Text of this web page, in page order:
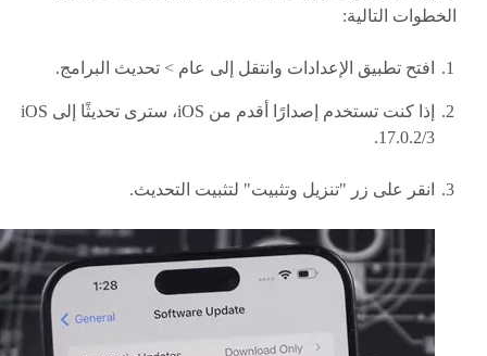
الخطوات التالية:
افتح تطبيق الإعدادات وانتقل إلى عام > تحديث البرامج.
إذا كنت تستخدم إصدارًا أقدم من iOS، سترى تحديثًا إلى iOS
17.0.2/3.
انقر على زر "تنزيل وتثبيت" لتثبيت التحديث.